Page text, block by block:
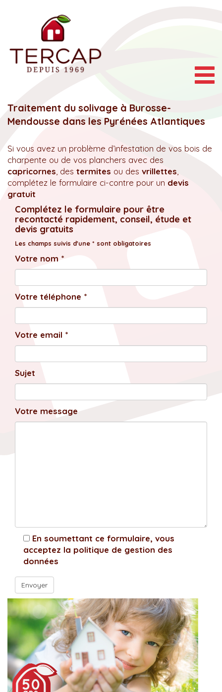
Traitement du solivage à Burosse-
Mendousse dans les Pyrénées Atlantiques
Si vous avez un problème d’infestation de vos bois de
charpente ou de vos planchers avec des
capricornes , des termites ou des vrillettes
complétez le formulaire ci-contre pour un devis
gratuit
Complétez le formulaire pour être
recontacté rapidement, conseil, étude et
devis gratuits
Les champs suivis d'une * sont obligatoires
Votre nom *
Votre téléphone *
Votre email *
Sujet
Votre message
En soumettant ce formulaire, vous
acceptez la politique de gestion des
données